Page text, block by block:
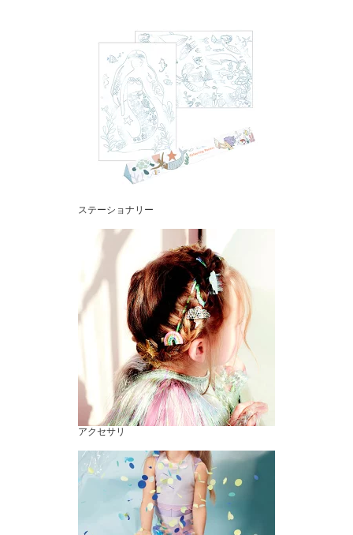
ステーショナリー
アクセサリ